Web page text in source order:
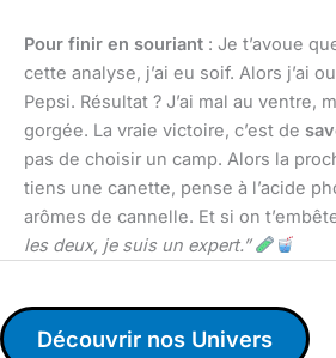
Pour finir en souriant : Je t’avoue
cette analyse, j’ai eu soif. Alors j’ai
Pepsi. Résultat ? J’ai mal au ventre,
gorgée. La vraie victoire, c’est de
pas de choisir un camp. Alors la
tiens une canette, pense à l’acide
arômes de cannelle. Et si on
les deux, je suis un expert.”
Découvrir nos Univers